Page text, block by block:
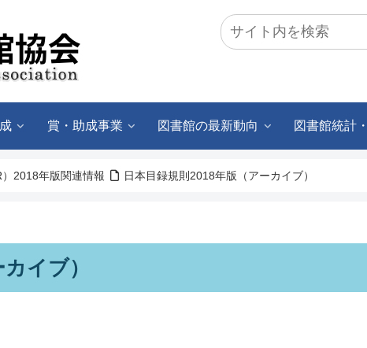
賞・助成事業 図書館の最新動向 図書館統計
2018年版関連情報 日本目録規則2018年版（アーカイブ）
イブ）